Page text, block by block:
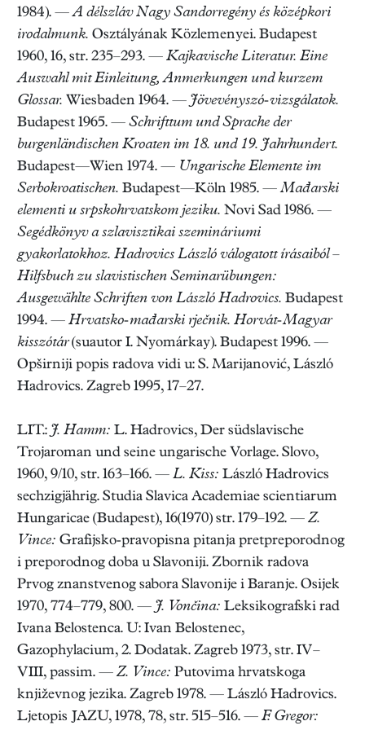
1984). —A délszláv Nagy Sandorregény és középkori
irodalmunk. Osztályának Közlemenyei. Budapest
1960, 16, str. 235–293. — Kajkavische Literatur. Eine
Auswahl mit Einleitung, Anmerkungen und kurzem
Glossar. Wiesbaden 1964. — Jövevényszó-vizsgálatok.
Budapest 1965. — Schrifttum und Sprache der
burgenländischen Kroaten im 18. und 19. Jahrhundert.
Budapest—Wien 1974. — Ungarische Elemente im
Serbokroatischen. Budapest—Köln 1985. —Mađarski
elementi u srpskohrvatskom jeziku. Novi Sad 1986. —
Segédkönyv a szlavisztikai szemináriumi
gyakorlatokhoz. Hadrovics László válogatott írásaiból –
Hilfsbuch zu slavistischen Seminarübungen:
Ausgewählte Schriften von László Hadrovics. Budapest
1994. — Hrvatsko-mađarski rječnik. Horvát-Magyar
kisszótár(suautor I. Nyomárkay). Budapest 1996. —
Opširniji popis radova vidi u: S. Marijanović, László
Hadrovics. Zagreb 1995, 17–27.
LIT.: J. Hamm: L. Hadrovics, Der südslavische
Trojaroman und seine ungarische Vorlage. Slovo,
1960, 9/10, str. 163–166. — L. Kiss: László Hadrovics
sechzigjährig. Studia Slavica Academiae scientiarum
Hungaricae (Budapest), 16(1970) str. 179–192. — Z.
Vince: Grafijsko-pravopisna pitanja pretpreporodnog
i preporodnog doba u Slavoniji. Zbornik radova
Prvog znanstvenog sabora Slavonije i Baranje. Osijek
1970, 774–779, 800. — J. Vončina: Leksikografski rad
Ivana Belostenca. U: Ivan Belostenec,
Gazophylacium, 2. Dodatak. Zagreb 1973, str. IV–
VIII, passim. — Z. Vince: Putovima hrvatskoga
književnog jezika. Zagreb 1978. — László Hadrovics.
Ljetopis JAZU, 1978, 78, str. 515–516. — F. Gregor: